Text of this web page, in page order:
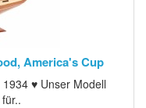
America's Cup
♥ Unser Modell